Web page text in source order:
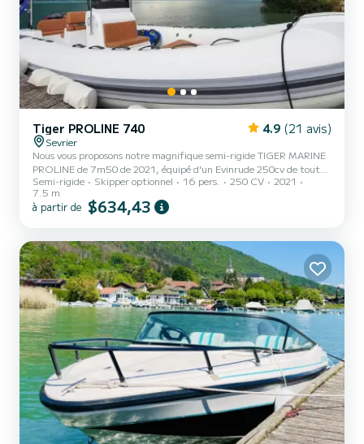
Tiger PROLINE 740 4.9 (21 avis)
Sevrier
Nous vous proposons notre magnifique semi-rigide TIGER MARINE
PROLINE de 7m50 de 2021, équipé d'un Evinrude 250cv de toute
dernière génération. Il est complètement automatisé avec une
consommation la plus basse du marché. Bateau très confort et bien
équipé, avec bain de soleil avant, sono, tableau bord complet,
famille, vous pourrez découvrir le Lac d'Annecy...
Semi-rigide Skipper optionnel 16 pers. 250 CV
2021
7.5 m
à partir de $634,43